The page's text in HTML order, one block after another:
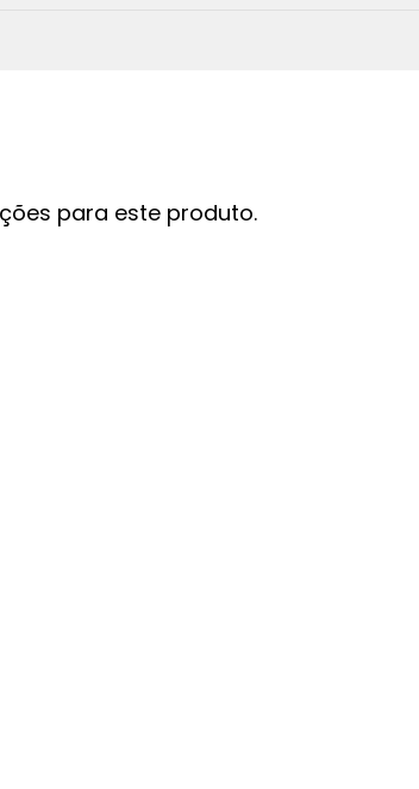
para este produto.